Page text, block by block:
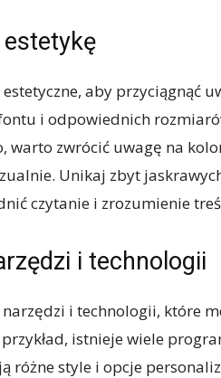
aby przyciągnąć
i odpowiednich
warto zwrócić uwagę na
Unikaj zbyt
czytanie i zrozumienie
i technologii
i technologii, które
istnieje wiele
różne style i opcje